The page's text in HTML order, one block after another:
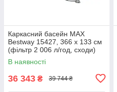
Каркасний басейн MAX
Bestway 15427, 366 х 133 см
(фільтр 2 006 л/год, сходи)
В наявності
36 343 ₴ 39 744 ₴